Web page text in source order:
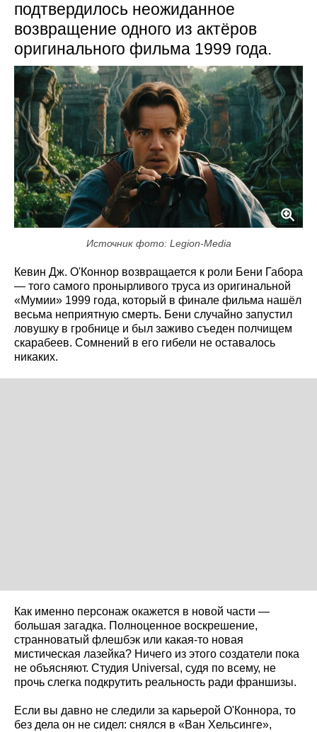
подтвердилось неожиданное
возвращение одного из актёров
оригинального фильма 1999 года.
Источник фото: Legion-Media
Кевин Дж. О'Коннор возвращается к роли Бени Габора
— того самого пронырливого труса из оригинальной
«Мумии» 1999 года, который в финале фильма нашёл
весьма неприятную смерть. Бени случайно запустил
ловушку в гробнице и был заживо съеден полчищем
скарабеев. Сомнений в его гибели не оставалось
никаких.
Как именно персонаж окажется в новой части —
большая загадка. Полноценное воскрешение,
странноватый флешбэк или какая-то новая
мистическая лазейка? Ничего из этого создатели пока
не объясняют. Студия Universal, судя по всему, не
прочь слегка подкрутить реальность ради франшизы.
Если вы давно не следили за карьерой О'Коннора, то
без дела он не сидел: снялся в «Ван Хельсинге»,